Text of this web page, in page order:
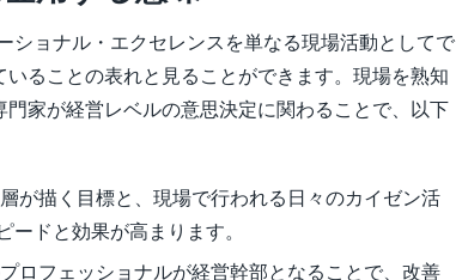
ョナル・エクセレンスを単なる現場活動としてで
ることの表れと見ることができます。現場を熟知
家が経営レベルの意思決定に関わることで、以下
が描く目標と、現場で行われる日々のカイゼン活
ドと効果が高まります。
ロフェッショナルが経営幹部となることで、改善